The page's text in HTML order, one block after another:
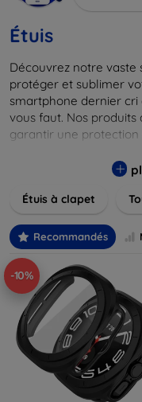
Étuis
Découvrez notre vaste
protéger et sublimer
smartphone dernier cri
vous faut. Nos
garantir une
allant des modèles
matériaux de haute
parfait pour exprimer
durabilité de votre
Étuis à clapet
Recommandés
-10%